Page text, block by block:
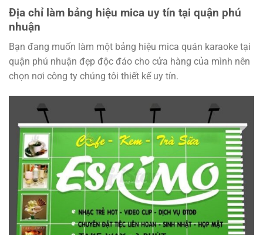
Địa chỉ làm bảng hiệu mica uy tín tại quận phú
nhuận
Bạn đang muốn làm một bảng hiệu mica quán karaoke tại
quận phú nhuận đẹp độc đáo cho cửa hàng của mình nên
chọn nơi công ty chúng tôi thiết kế uy tín.